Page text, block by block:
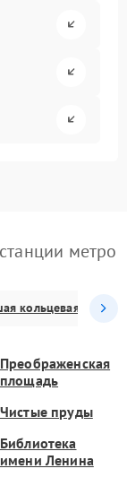
метро
кольцевая
Преображенская
площадь
Чистые пруды
Библиотека
имени Ленина